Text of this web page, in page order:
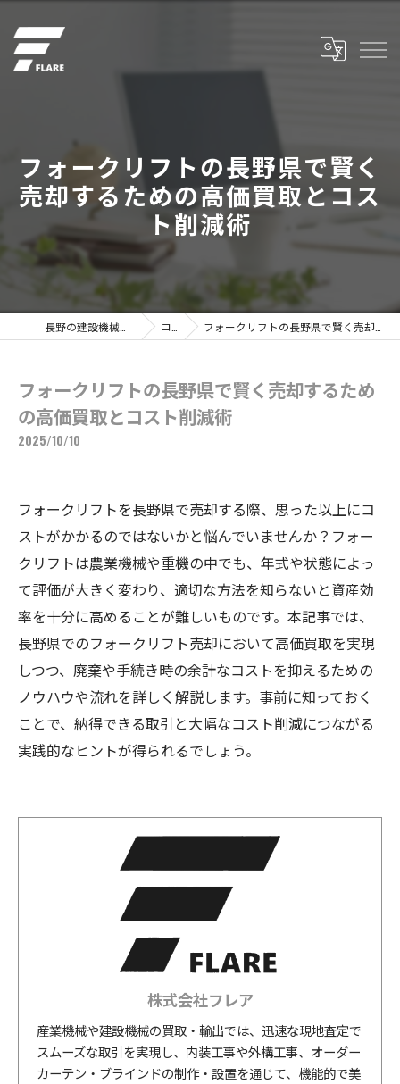
フォークリフトの長野県で賢く
売却するための高価買取とコス
ト削減術
コラム フォークリフトの長野県で賢く売却するための高価買取とコスト削減術
フォークリフトの長野県で賢く売却するため
の高価買取とコスト削減術
2025/10/10
フォークリフトを長野県で売却する際、思った以上にコ
ストがかかるのではないかと悩んでいませんか？フォー
クリフトは農業機械や重機の中でも、年式や状態によっ
て評価が大きく変わり、適切な方法を知らないと資産効
率を十分に高めることが難しいものです。本記事では、
長野県でのフォークリフト売却において高価買取を実現
しつつ、廃棄や手続き時の余計なコストを抑えるための
ノウハウや流れを詳しく解説します。事前に知っておく
ことで、納得できる取引と大幅なコスト削減につながる
実践的なヒントが得られるでしょう。
株式会社フレア
産業機械や建設機械の買取・輸出では、迅速な現地査定で
スムーズな取引を実現し、内装工事や外構工事、オーダー
カーテン・ブラインドの制作・設置を通じて、機能的で美